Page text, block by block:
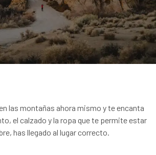
las montañas ahora mismo y te encanta
el calzado y la ropa que te permite estar
has llegado al lugar correcto.